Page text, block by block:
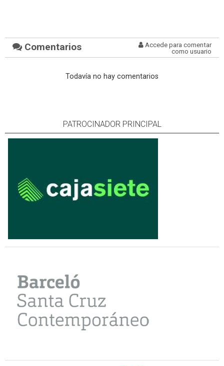
Comentarios
Accede para comentar
como usuario
Todavía no hay comentarios
PATROCINADOR PRINCIPAL